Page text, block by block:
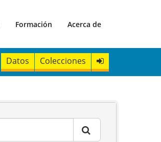
Formación Acerca de
Datos Colecciones